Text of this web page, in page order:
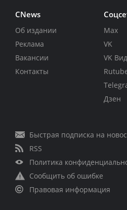
CNews
Об издании
Реклама
Вакансии
Контакты
Max
VK
VK
Дзен
Быстрая подписка на
RSS
Политика
Сообщить об ошибке
Правовая информация